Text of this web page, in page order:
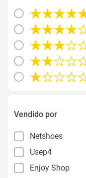
Vendido por
Netshoes
Usep4
Enjoy Shop